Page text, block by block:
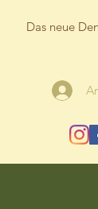
Das neue